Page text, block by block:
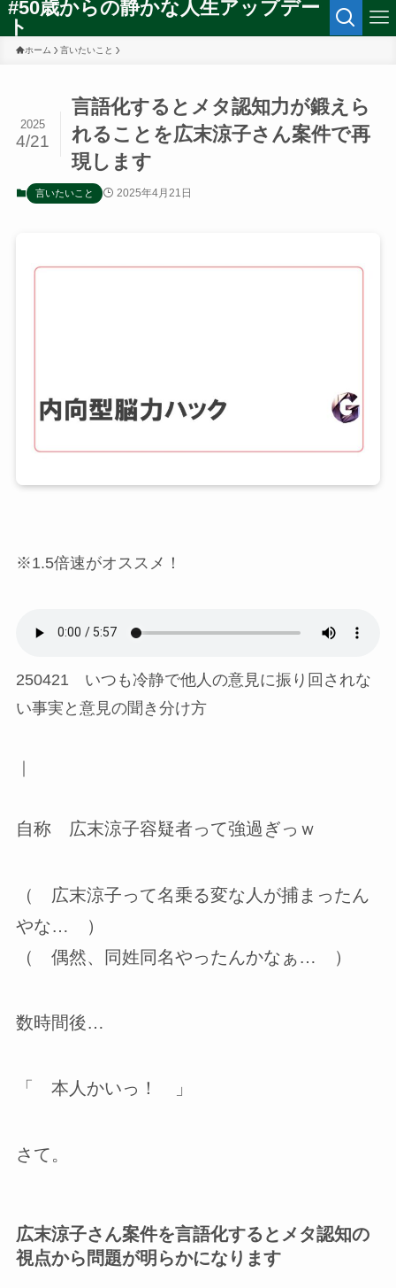
#50歳からの静かな人生アップデー
ト
ホーム 言いたいこと
言語化するとメタ認知力が鍛えら
れることを広末涼子さん案件で再
現します
2025
4/21
言いたいこと 2025年4月21日
※1.5倍速がオススメ！
250421 いつも冷静で他人の意見に振り回されな
い事実と意見の聞き分け方
自称 広末涼子容疑者って強過ぎっｗ
（ 広末涼子って名乗る変な人が捕まったん
やな… ）
（ 偶然、同姓同名やったんかなぁ… ）
数時間後…
「 本人かいっ！ 」
さて。
広末涼子さん案件を言語化するとメタ認知の
視点から問題が明らかになります